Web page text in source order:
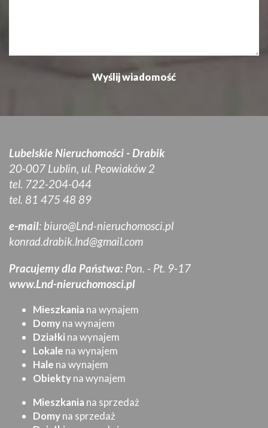
Lubelskie Nieruchomości - Drabik
20-007 Lublin, ul. Peowiaków 2
tel. 722-204-044
tel. 81 475 48 89
e-mail: biuro@Lnd-nieruchomosci.pl
konrad.drabik.lnd@gmail.com
Pracujemy dla Państwa: Pon. - Pt. 9-17
www.Lnd-nieruchomosci.pl
Mieszkania na wynajem
Domyna wynajem
Działki na wynajem
Lokale na wynajem
Hale na wynajem
Obiektyna wynajem
Mieszkania na sprzedaż
Domyna sprzedaż